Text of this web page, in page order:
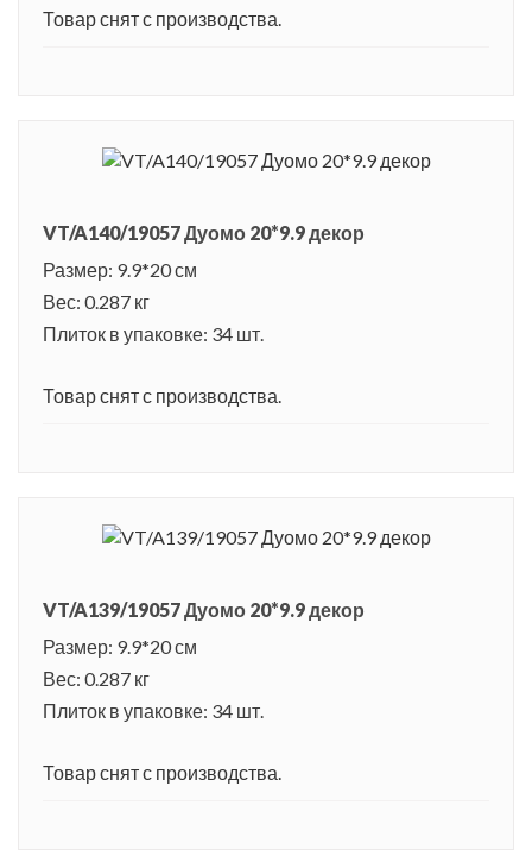
Товар снят с производства.
VT/A140/19057 Дуомо 20*9.9 декор
Размер: 9.9*20 см
Вес: 0.287 кг
Плиток в упаковке: 34 шт.
Товар снят с производства.
VT/A139/19057 Дуомо 20*9.9 декор
Размер: 9.9*20 см
Вес: 0.287 кг
Плиток в упаковке: 34 шт.
Товар снят с производства.